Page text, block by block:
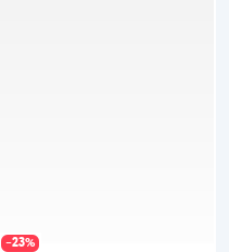
−23%